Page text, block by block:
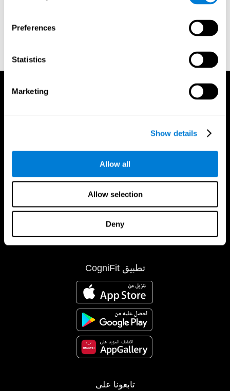
Preferences
Statistics
Marketing
Show details
Allow all
Allow selection
Deny
organic brain damage. Journal of Consulting Psychology
Reitan, R. M. (1958). Validity of the Trail Making test as an
271–276. doi:10.2466/pms.1958.8.3.271
تطبيق CogniFit
تابعونا على